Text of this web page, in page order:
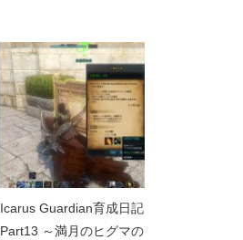
Icarus Guardian育成日記
Part13 ～満月のヒグマの